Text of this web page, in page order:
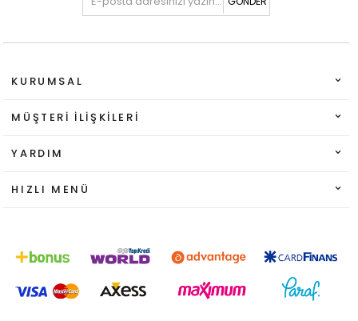
KURUMSAL
MÜŞTERI İLIŞKILERI
YARDIM
HIZLI MENÜ